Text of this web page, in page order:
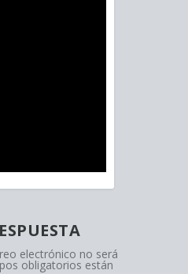
electrónico no será
obligatorios están